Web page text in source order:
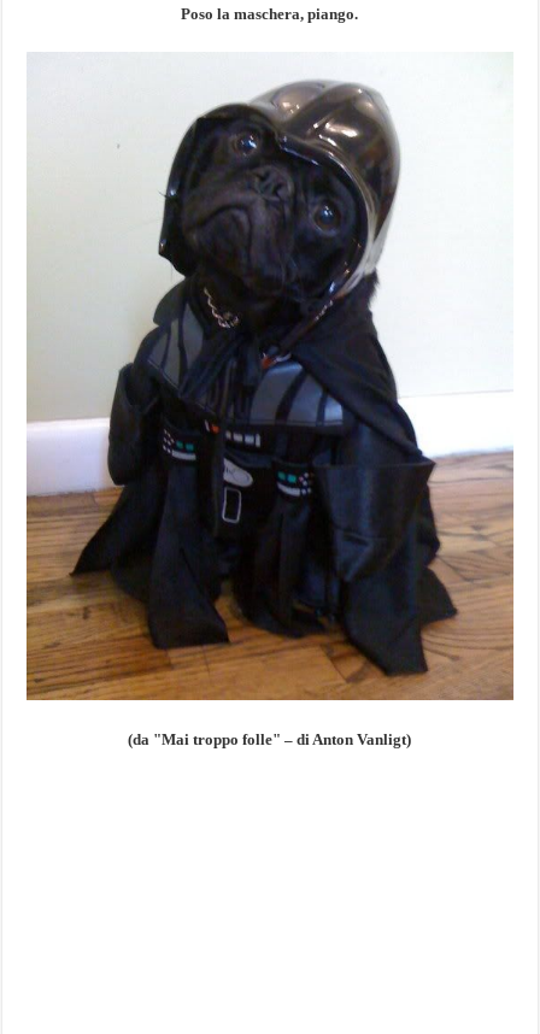
Poso la maschera, piango.
(da "Mai troppo folle" – di Anton Vanligt)